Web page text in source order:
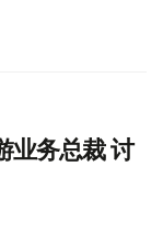
业务总裁 讨